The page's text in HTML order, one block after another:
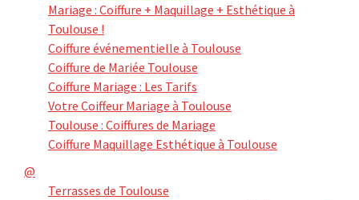
Mariage : Coiffure + Maquillage + Esthétique à
Toulouse !
Coiffure événementielle à Toulouse
Coiffure de Mariée Toulouse
Coiffure Mariage : Les Tarifs
Votre Coiffeur Mariage à Toulouse
Toulouse : Coiffures de Mariage
Coiffure Maquillage Esthétique à Toulouse
@
Terrasses de Toulouse